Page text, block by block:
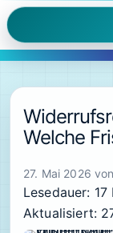
Zum
Inhalt
springen
Welche
27. Mai 2026 von
Lesedauer: 17
Aktualisiert: